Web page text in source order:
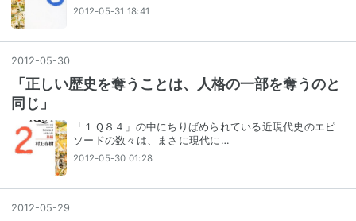
2012-05-31 18:41
2012-05-30
「正しい歴史を奪うことは、人格の一部を奪うのと
同じ」
「１Ｑ８４」の中にちりばめられている近現代史のエピ
ソードの数々は、まさに現代に…
2012-05-30 01:28
2012-05-29